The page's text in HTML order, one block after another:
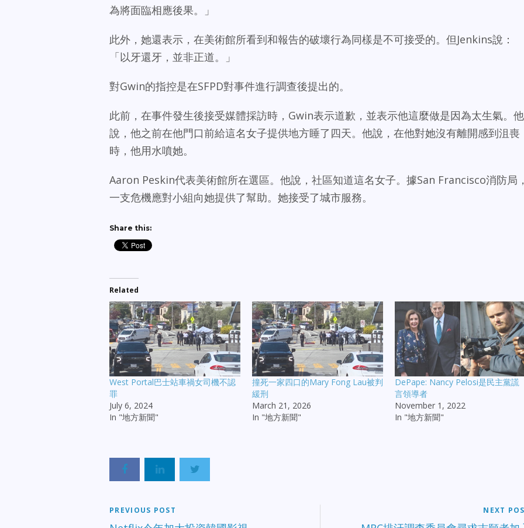
為將面臨相應後果。」
此外，她還表示，在美術館所看到和報告的破壞行為同樣是不可接受的。但Jenkins說：
「以牙還牙，並非正道。」
對Gwin的指控是在SFPD對事件進行調查後提出的。
此前，在事件發生後接受媒體採訪時，Gwin表示道歉，並表示他這麼做是因為太生氣。他
說，他之前在他門口前給這名女子提供地方睡了四天。他說，在他對她沒有離開感到沮喪
時，他用水噴她。
Aaron Peskin代表美術館所在選區。他說，社區知道這名女子。據San Francisco消防局
一支危機應對小組向她提供了幫助。她接受了城市服務。
Share this:
Related
West Portal巴士站車禍女司機不認
罪
July 6, 2024
In "地方新聞"
撞死一家四口的Mary Fong Lau被判
緩刑
March 21, 2026
In "地方新聞"
DePape: Nancy Pelosi是民主黨謊
言領導者
November 1, 2022
In "地方新聞"
PREVIOUS POST NEXT